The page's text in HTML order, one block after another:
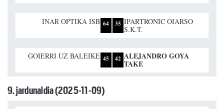
INAR OPTIKA ISB 64 35 IPARTRONIC OIARSO
S.K.T.
GOIERRI UZ BALEIKE 45 42 ALEJANDRO GOYA
TAKE
9. jardunaldia (2025-11-09)